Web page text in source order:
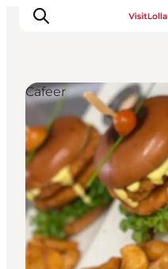
Oplevelser
I naturen
For børn
Kultur
Gastronomi
Planlæg din ferie
Cafeer